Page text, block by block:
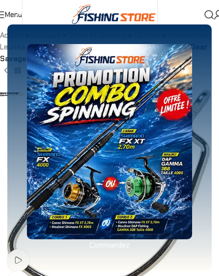
Commandez
Menu
Accueil
Leurres
»Hameçons Leurres»Hameçon Texan Savage Gear
Savage Minnow Weedless Hook – Par 6